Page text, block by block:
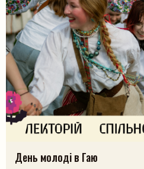
День молоді в Гаю